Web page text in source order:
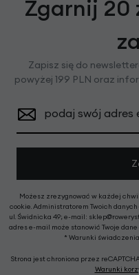
Zgarnij 20
Zapisz się do
powyżej 199 PLN oraz
podaj swój adres
Możesz zrezygnować w każdej
cookie. Administratorem Twoich danych
ul. Świdnicka 49; e-mail:
adres e-mail może stanowić Twoje
* Warunki
Strona jest chroniona przez
Warunki